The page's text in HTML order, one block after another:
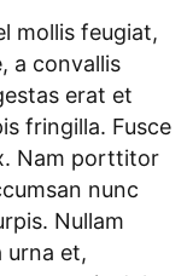
mollis feugiat,
a convallis
erat et
fringilla. Fusce
Nam porttitor
nunc
Nullam
urna et,